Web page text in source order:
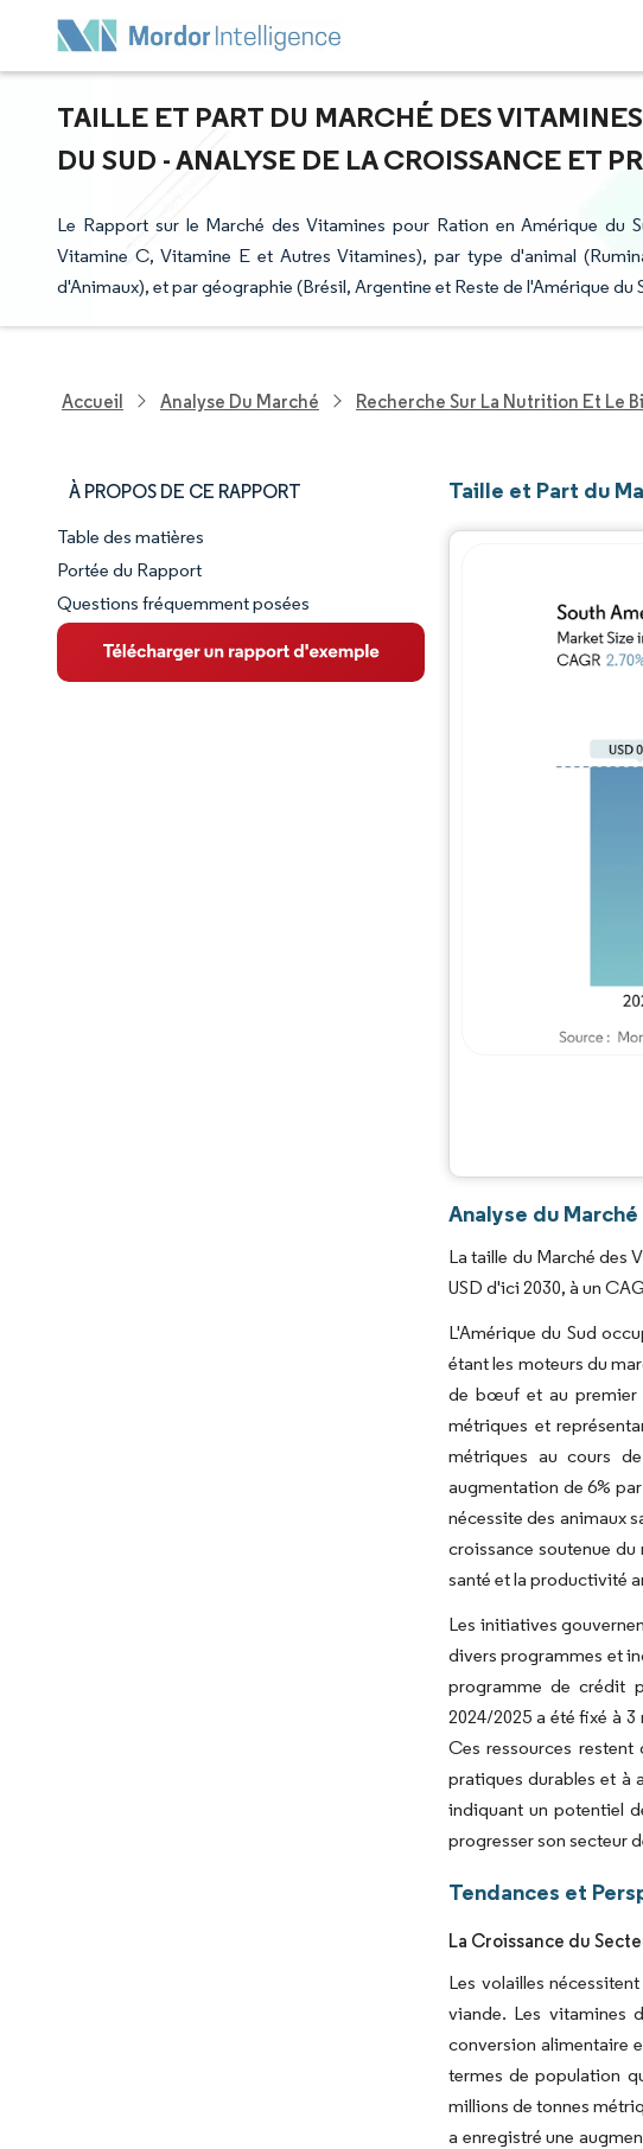
TAILLE ET PART DU MARCHÉ DES
DU SUD - ANALYSE DE LA CROISSANCE ET
Le Rapport sur le Marché des Vitamines pour Ration en Amérique du
Vitamine C, Vitamine E et Autres Vitamines), par type d'animal
d'Animaux), et par géographie (Brésil, Argentine et Reste de l'Amérique du
Accueil Analyse Du Marché Recherche Sur La Nutrition Et Le
À PROPOS DE CE RAPPORT
Aperçu du marché
VUE D’ENSEMBLE DU MARCHÉ
Principales tendances du marché
Table des matières
Portée du Rapport
Questions fréquemment posées
Taille et Part du
Analyse du
La taille du Marché des
USD d'ici 2030, à un
L'Amérique du Sud
étant les moteurs du
de bœuf et au premier
métriques et
métriques au cours
augmentation de 6%
nécessite des animaux
croissance soutenue
santé et la productivité
Les initiatives
divers programmes et
programme de crédit
2024/2025 a été fixé à
Ces ressources
pratiques durables et à
indiquant un potentiel
progresser son secteur
Tendances et
La Croissance du
Les volailles
viande. Les vitamines
conversion alimentaire
termes de population
millions de tonnes
a enregistré une